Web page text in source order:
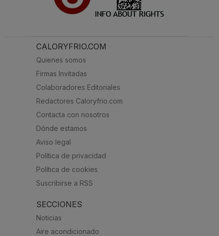
CALORYFRIO.COM
Quienes somos
Firmas Invitadas
Colaboradores Editoriales
Redactores Caloryfrio.com
Contacta con nosotros
Dónde estamos
Aviso legal
Política de privacidad
Política de cookies
Suscribirse a RSS
SECCIONES
Noticias
Aire acondicionado